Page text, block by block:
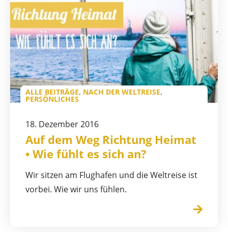
ALLE BEITRÄGE, NACH DER WELTREISE,
PERSÖNLICHES
18. Dezember 2016
Auf dem Weg Richtung Heimat
• Wie fühlt es sich an?
Wir sitzen am Flughafen und die Weltreise ist
vorbei. Wie wir uns fühlen.